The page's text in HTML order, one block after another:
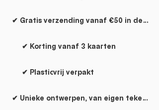
✔ Gratis verzending vanaf €50 in de rest van NL
✔ Korting vanaf 3 kaarten
✔ Plasticvrij verpakt
✔ Unieke ontwerpen, van eigen